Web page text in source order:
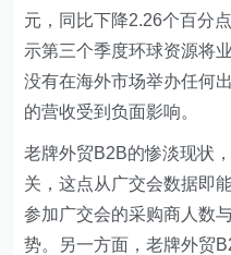
元，同比下降2.26个百分
示第三个季度环球资源将
没有在海外市场举办任何
的营收受到负面影响。
老牌外贸B2B的惨淡现状
关，这点从广交会数据即
参加广交会的采购商人数
势。另一方面，老牌外贸